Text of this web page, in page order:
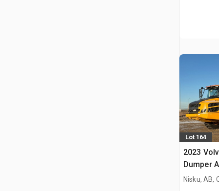
Lot 164
2023
Dumper
Nisku, AB,